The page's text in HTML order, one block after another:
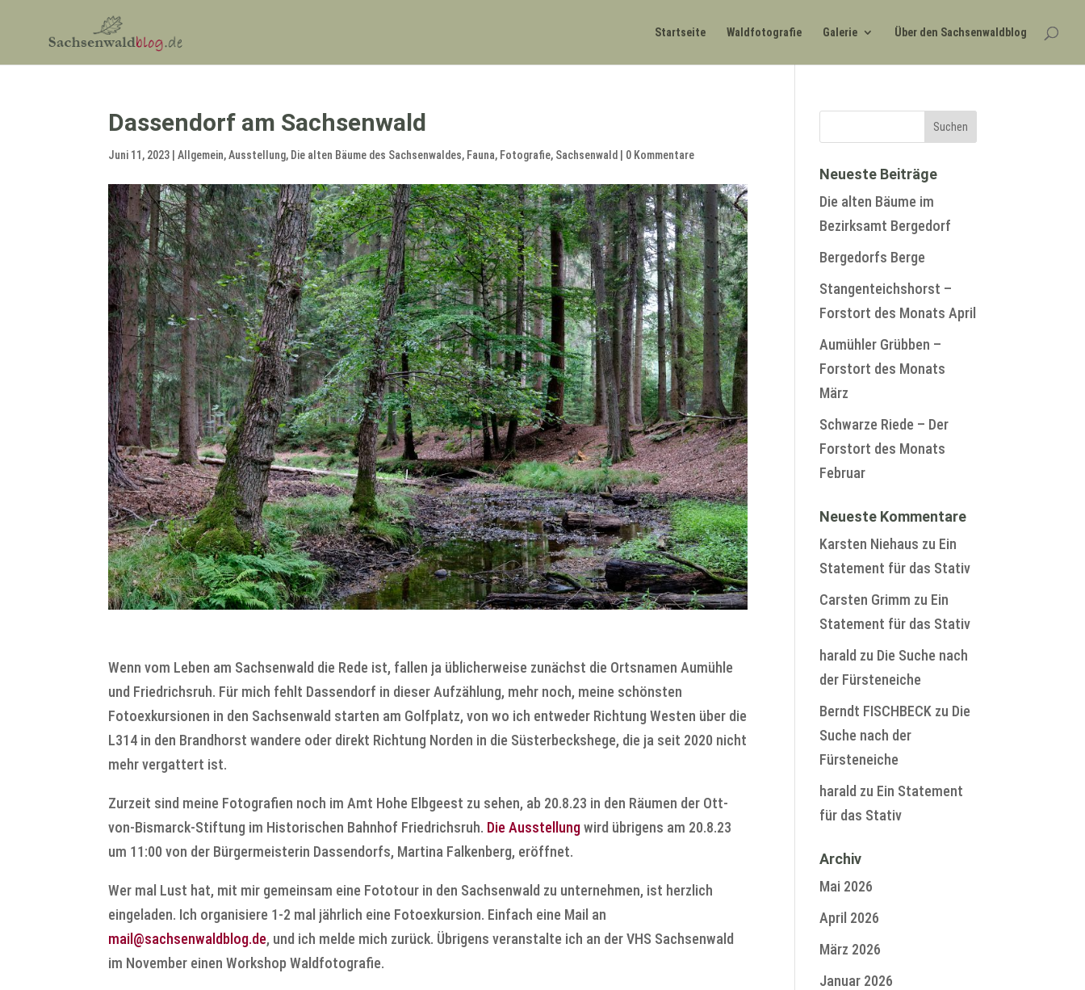
Startseite Waldfotografie Galerie Über den Sachsenwaldblog
Dassendorf am Sachsenwald
Juni 11, 2023 |Allgemein,Ausstellung, Die alten Bäume des Sachsenwaldes, Fauna, Fotografie, Sachsenwald 0 Kommentare
Wenn vom Leben am Sachsenwald die Rede ist, fallen ja üblicherweise zunächst die Ortsnamen Aumühle
und Friedrichsruh. Für mich fehlt Dassendorf in dieser Aufzählung, mehr noch, meine schönsten
Fotoexkursionen in den Sachsenwald starten am Golfplatz, von wo ich entweder Richtung Westen über die
L314 in den Brandhorst wandere oder direkt Richtung Norden in die Süsterbeckshege, die ja seit 2020 nicht
mehr vergattert ist.
Zurzeit sind meine Fotografien noch im Amt Hohe Elbgeest zu sehen, ab 20.8.23 in den Räumen der Ott-
von-Bismarck-Stiftung im Historischen Bahnhof Friedrichsruh. Die Ausstellungwird übrigens am 20.8.23
um 11:00 von der Bürgermeisterin Dassendorfs, Martina Falkenberg, eröffnet.
Wer mal Lust hat, mit mir gemeinsam eine Fototour in den Sachsenwald zu unternehmen, ist herzlich
eingeladen. Ich organisiere 1-2 mal jährlich eine Fotoexkursion. Einfach eine Mail an
mail@sachsenwaldblog.de, und ich melde mich zurück. Übrigens veranstalte ich an der VHS Sachsenwald
im November einen Workshop Waldfotografie.
Neueste Beiträge
Die alten Bäume im
Bezirksamt Bergedorf
Bergedorfs Berge
Stangenteichshorst –
Forstort des Monats April
Aumühler Grübben –
Forstort des Monats
März
Schwarze Riede – Der
Forstort des Monats
Februar
Neueste Kommentare
Karsten Niehaus zu Ein
Statement für das Stativ
Carsten Grimm zu Ein
Statement für das Stativ
harald zu Die Suche nach
der Fürsteneiche
Berndt FISCHBECK zu Die
Suche nach der
Fürsteneiche
harald zu Ein Statement
für das Stativ
Archiv
Mai 2026
April 2026
März 2026
Januar 2026